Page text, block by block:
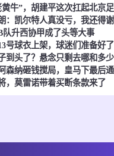
0 - 0
08-07 22:00 即
队升西协甲成了头等大事
号球衣上架，球迷们准备好了
到头了？悬念只剩去哪和多
森纳砸钱搅局，皇马下最后
，莫雷诺带着买断条款来了